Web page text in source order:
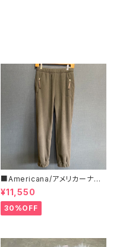
■Americana/アメリカーナ■
マイクロフリース・イージーパン
ツ■
¥11,550
30%OFF